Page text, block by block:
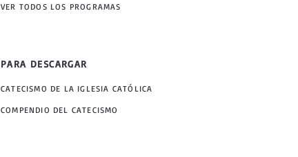
VER TODOS LOS PROGRAMAS
PARA DESCARGAR
CATECISMO DE LA IGLESIA CATÓLICA
COMPENDIO DEL CATECISMO